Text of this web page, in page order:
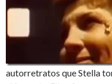
autorretratos que Stella